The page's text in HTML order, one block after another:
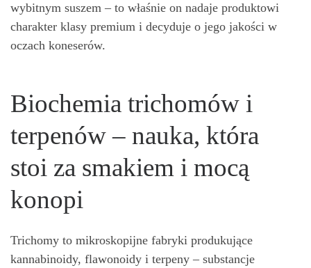
wybitnym suszem – to właśnie on nadaje produktowi
charakter klasy premium i decyduje o jego jakości w
oczach koneserów.
Biochemia trichomów i
terpenów – nauka, która
stoi za smakiem i mocą
konopi
Trichomy to mikroskopijne fabryki produkujące
kannabinoidy, flawonoidy i terpeny – substancje